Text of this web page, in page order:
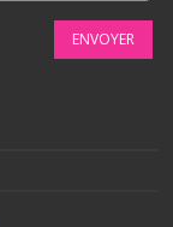
ENVOYER